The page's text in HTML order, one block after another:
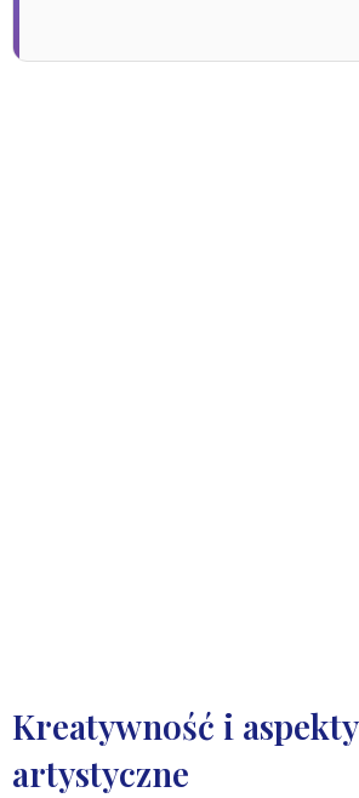
Kreatywność i aspekty
artystyczne